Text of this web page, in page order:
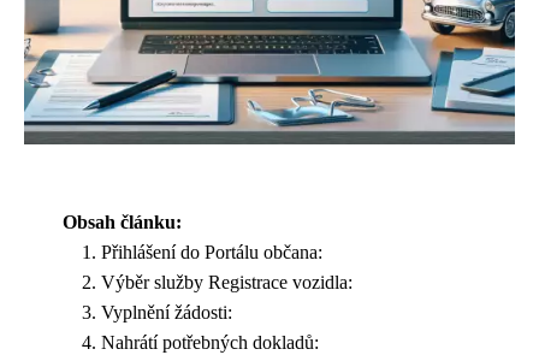
Obsah článku:
Přihlášení do Portálu občana:
Výběr služby Registrace vozidla:
Vyplnění žádosti:
Nahrátí potřebných dokladů: